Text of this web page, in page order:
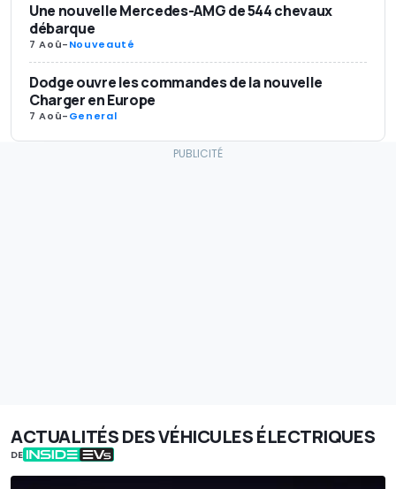
Une nouvelle Mercedes-AMG de 544 chevaux
débarque
7 Aoû-Nouveauté
Dodge ouvre les commandes de la nouvelle
Charger en Europe
7 Aoû-General
ACTUALITÉS DES VÉHICULES ÉLECTRIQUES
DE